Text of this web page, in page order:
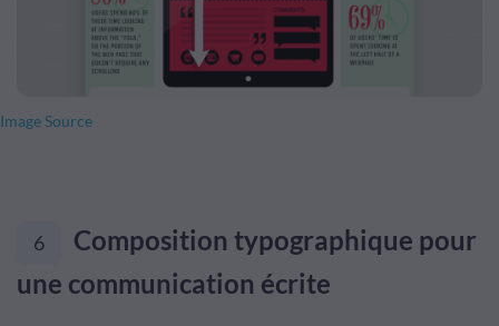
Image Source
6
Composition typographique pour
une communication écrite